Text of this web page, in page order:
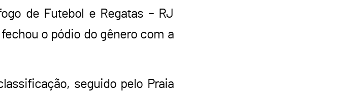
de Futebol e Regatas – RJ
o pódio do gênero com a
seguido pelo Praia